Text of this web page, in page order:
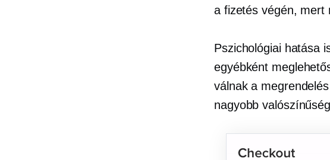
a fizetés végén, mert
Pszichológiai hatása
egyébként
válnak a
nagyobb